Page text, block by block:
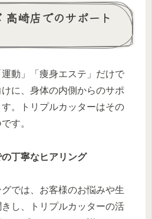
崎店でのサポート
動」「痩身エステ」だけで
に、身体の内側からのサポ
。トリプルカッターはその
す。
丁寧なヒアリング
では、お客様のお悩みや生
し、トリプルカッターの活